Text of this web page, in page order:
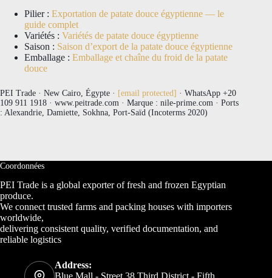
Pilier : Exportation de patate douce égyptienne — le
guide complet
Variétés : Variétés de patate douce égyptienne
Saison : Saison d’export de la patate douce égyptienne
Emballage : Emballage et chaîne du froid de la patate
douce
PEI Trade · New Cairo, Égypte · [email protected] · WhatsApp +20
109 911 1918 · www.peitrade.com · Marque : nile-prime.com · Ports
: Alexandrie, Damiette, Sokhna, Port-Saïd (Incoterms 2020)
Coordonnées
PEI Trade is a global exporter of fresh and frozen Egyptian
produce.
We connect trusted farms and packing houses with importers
worldwide,
delivering consistent quality, verified documentation, and
reliable logistics
Address: